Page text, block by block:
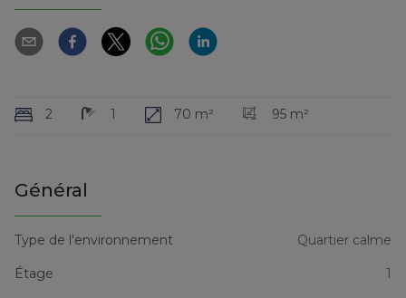
2 1 70 m² 95 m²
Général
Type de l'environnement Quartier calme
Étage 1